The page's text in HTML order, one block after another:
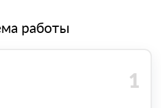
работы